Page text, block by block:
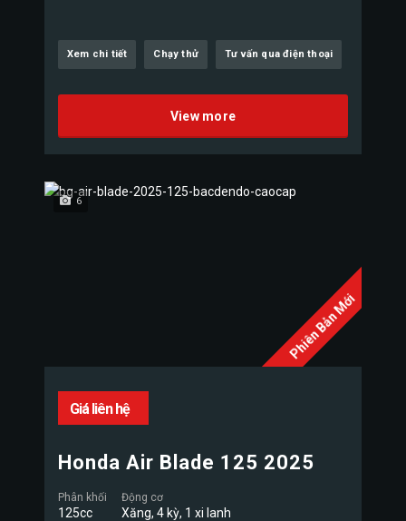
Xem chi tiết Chạy thử Tư vấn qua điện thoại
View more
Phiên Bản Mới
6
Giá liên hệ
Honda Air Blade 125 2025
Phân khối
125cc
Động cơ
Xăng, 4 kỳ, 1 xi lanh